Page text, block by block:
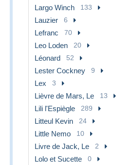
Largo Winch 133
Lauzier 6
Lefranc 70
Leo Loden 20
Léonard 52
Lester Cockney 9
Lex 3
Lièvre de Mars, Le 13
Lili l'Espiègle 289
Litteul Kevin 24
Little Nemo 10
Livre de Jack, Le 2
Lolo et Sucette 0